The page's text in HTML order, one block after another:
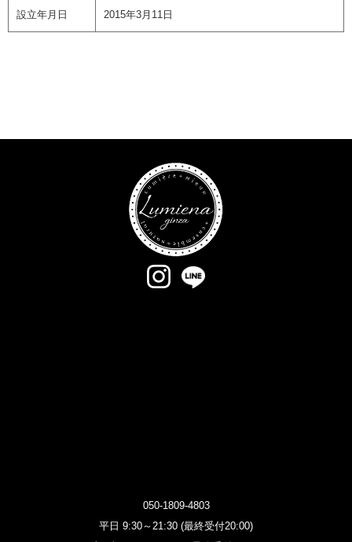
設立年月日 2015年3月11日
050-1809-4803
平日 9:30～21:30 (最終受付20:00)